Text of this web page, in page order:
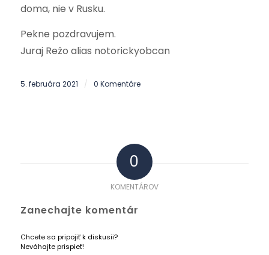
doma, nie v Rusku.
Pekne pozdravujem.
Juraj Režo alias notorickyobcan
5. februára 2021 / 0 Komentáre
0
KOMENTÁROV
Zanechajte komentár
Chcete sa pripojiť k diskusii?
Neváhajte prispieť!